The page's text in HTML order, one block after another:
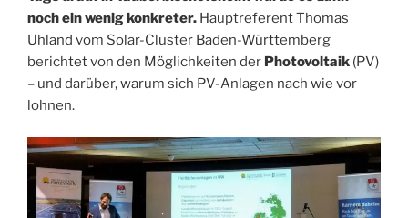
noch ein wenig konkreter. Hauptreferent Thomas
Uhland vom Solar-Cluster Baden-Württemberg
berichtet von den Möglichkeiten der Photovoltaik (PV)
– und darüber, warum sich PV-Anlagen nach wie vor
lohnen.